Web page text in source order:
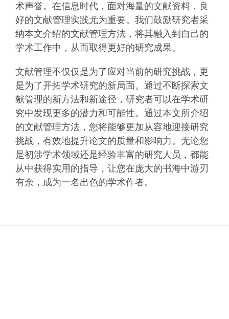
术声誉。在信息时代，面对海量的文献资料，良
好的文献管理实践尤为重要。我们鼓励研究者采
纳本文介绍的文献管理方法，将其融入到自己的
学术工作中，从而取得更好的研究成果。
文献管理不仅仅是为了应对当前的研究挑战，更
是为了开拓学术研究的新局面。通过不断探索文
献管理的新方法和新途径，研究者可以在学术研
究中发现更多的潜力和可能性。通过本文所介绍
的文献管理方法，您将能够更加从容地迎接研究
挑战，有效地提升论文的质量和影响力。无论您
是初涉学术领域还是经验丰富的研究人员，都能
从中获得实用的指导，让您在庞大的书海中游刃
有余，成为一名出色的学术作者。